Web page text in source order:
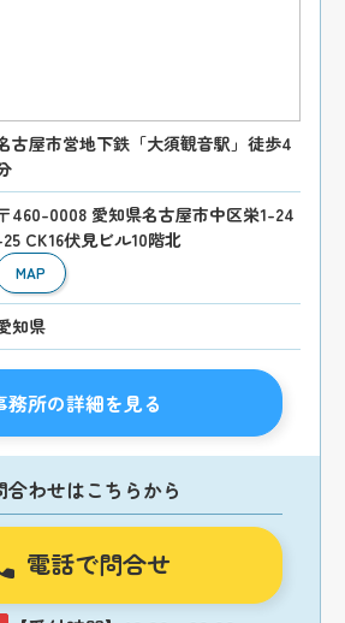
古屋市営地下鉄「大須観音駅」徒歩4
460-0008 愛知県名古屋市中区栄1-24
CK16伏見ビル10階北
MAP
知県
務所の詳細を見る
合わせはこちらから
電話で問合せ